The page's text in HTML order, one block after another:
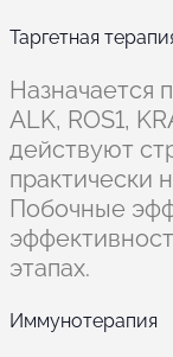
Таргетная
Назначается
ALK, ROS1,
действуют
практически
Побочные
этапах.
Иммунотерапия